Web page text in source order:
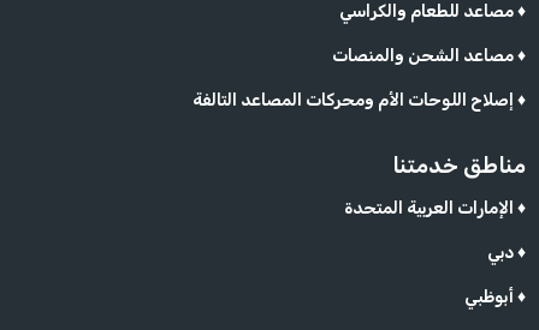
مصاعد للطعام والكراسي ♦
مصاعد الشحن والمنصات ♦
إصلاح اللوحات الأم ومحركات المصاعد التالفة ♦
مناطق خدمتنا
الإمارات العربية المتحدة ♦
دبي ♦
أبوظبي ♦